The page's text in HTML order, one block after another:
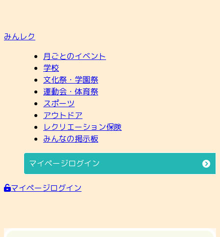
みんレク
月ごとのイベント
学校
文化祭・学園祭
運動会・体育祭
スポーツ
アウトドア
レクリエーション保険
みんなの掲示板
マイページログイン
マイページログイン